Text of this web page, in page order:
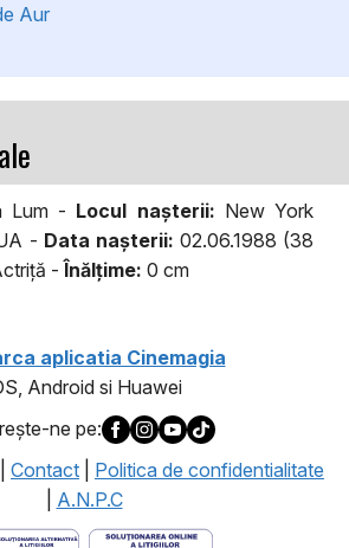
Aur
Lum - Locul naşterii: New York
- Data naşterii: 02.06.1988 (38
-Înălţime: 0 cm
aplicatia Cinemagia
Android si Huawei
ne pe:
Contact
Politica de confidentialitate
A.N.P.C